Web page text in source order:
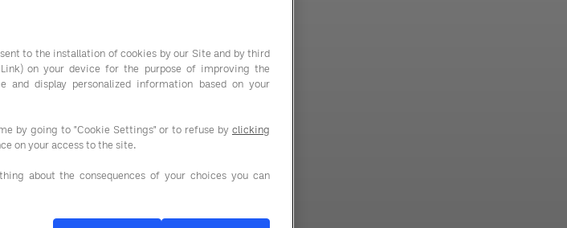
to the installation of cookies by our Site and by third
on your device for the purpose of improving the
and display personalized information based on your
by going to "Cookie Settings" or to refuse by clicking
on your access to the site.
about the consequences of your choices you can